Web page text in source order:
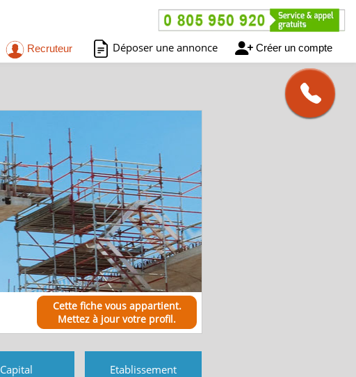
Recruteur Déposer une annonce Créer un compte
Cette fiche vous appartient.
Mettez à jour votre profil.
Capital Etablissement